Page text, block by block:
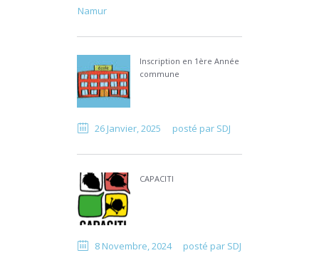
Namur
Inscription en 1ère Année
commune
26 Janvier, 2025 posté par SDJ
CAPACITI
8 Novembre, 2024 posté par SDJ